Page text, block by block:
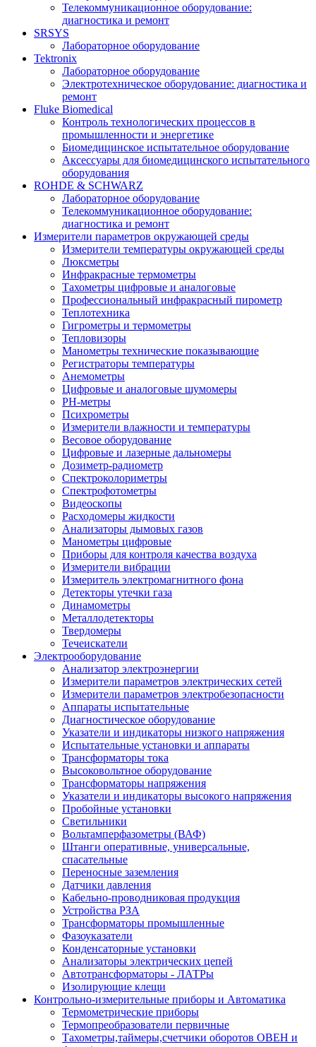
Телекоммуникационное оборудование:
диагностика и ремонт
SRSYS
Лабораторное оборудование
Tektronix
Лабораторное оборудование
Электротехническое оборудование: диагностика и
ремонт
Fluke Biomedical
Контроль технологических процессов в
промышленности и энергетике
Биомедицинское испытательное оборудование
Аксессуары для биомедицинского испытательного
оборудования
ROHDE & SCHWARZ
Лабораторное оборудование
Телекоммуникационное оборудование:
диагностика и ремонт
Измерители параметров окружающей среды
Измерители температуры окружающей среды
Люксметры
Инфракрасные термометры
Тахометры цифровые и аналоговые
Профессиональный инфракрасный пирометр
Теплотехника
Гигрометры и термометры
Тепловизоры
Манометры технические показывающие
Регистраторы температуры
Анемометры
Цифровые и аналоговые шумомеры
PH-метры
Психрометры
Измерители влажности и температуры
Весовое оборудование
Цифровые и лазерные дальномеры
Дозиметр-радиометр
Спектроколориметры
Спектрофотометры
Видеоскопы
Расходомеры жидкости
Анализаторы дымовых газов
Манометры цифровые
Приборы для контроля качества воздуха
Измерители вибрации
Измеритель электромагнитного фона
Детекторы утечки газа
Динамометры
Металлодетекторы
Твердомеры
Течеискатели
Электрооборудование
Анализатор электроэнергии
Измерители параметров электрических сетей
Измерители параметров электробезопасности
Аппараты испытательные
Диагностическое оборудование
Указатели и индикаторы низкого напряжения
Испытательные установки и аппараты
Трансформаторы тока
Высоковольтное оборудование
Трансформаторы напряжения
Указатели и индикаторы высокого напряжения
Пробойные установки
Светильники
Вольтамперфазометры (ВАФ)
Штанги оперативные, универсальные,
спасательные
Переносные заземления
Датчики давления
Кабельно-проводниковая продукция
Устройства РЗА
Трансформаторы промышленные
Фазоуказатели
Конденсаторные установки
Анализаторы электрических цепей
Автотрансформаторы - ЛАТРы
Изолирующие клещи
Контрольно-измерительные приборы и Автоматика
Термометрические приборы
Термопреобразователи первичные
Тахометры,таймеры,счетчики оборотов ОВЕН и